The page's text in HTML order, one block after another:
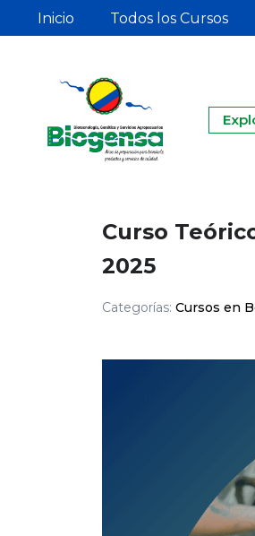
Inicio Todos los Cursos
Curso
2025
Categorías: Cursos en